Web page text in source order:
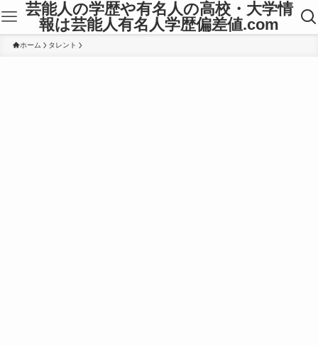
芸能人の学歴や有名人の高校・大学情
報は芸能人有名人学歴偏差値.com
ホーム タレント